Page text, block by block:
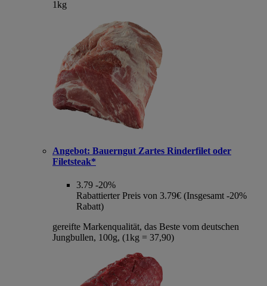
1kg
Angebot: Bauerngut Zartes Rinderfilet oder
Filetsteak*
3.79 -20%
Rabattierter Preis von 3.79€ (Insgesamt -20%
Rabatt)
gereifte Markenqualität, das Beste vom deutschen
Jungbullen, 100g, (1kg = 37,90)